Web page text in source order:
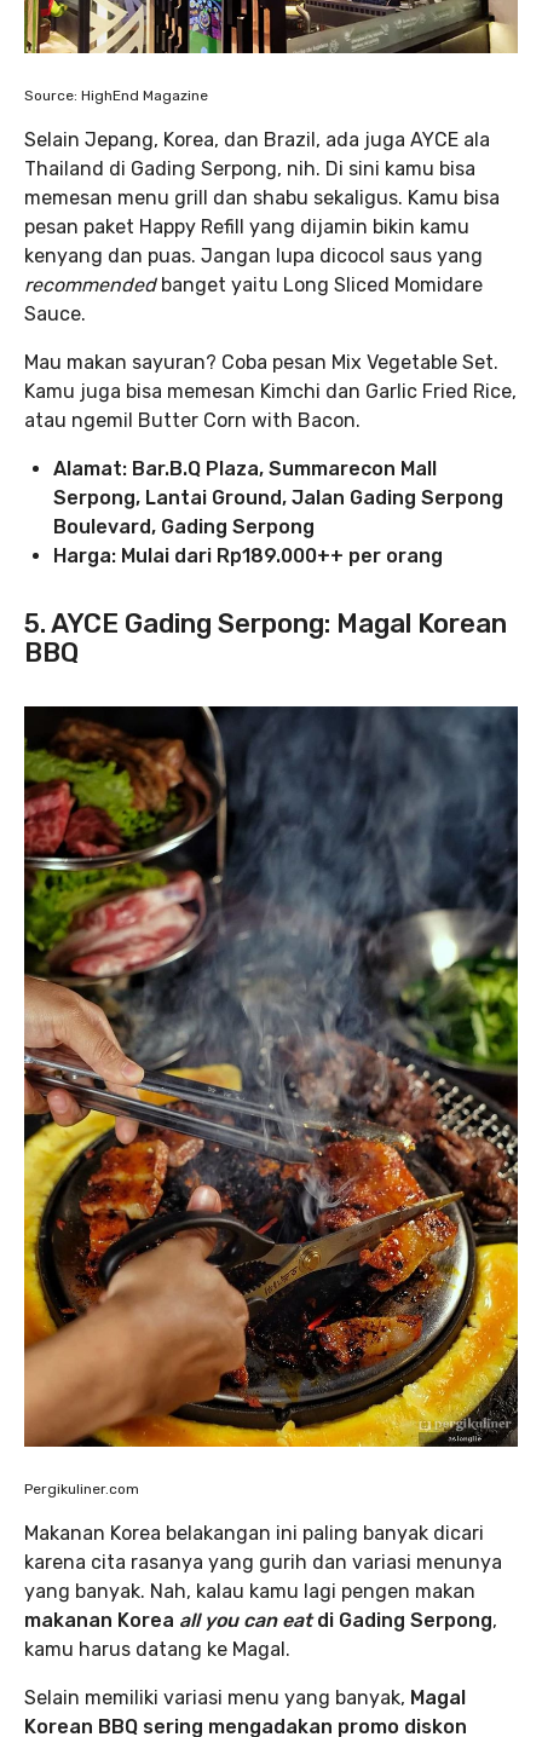
Source: HighEnd Magazine
Selain Jepang, Korea, dan Brazil, ada juga AYCE ala
Thailand di Gading Serpong, nih. Di sini kamu bisa
memesan menu grill dan shabu sekaligus. Kamu bisa
pesan paket Happy Refill yang dijamin bikin kamu
kenyang dan puas. Jangan lupa dicocol saus yang
recommended banget yaitu Long Sliced Momidare
Sauce.
Mau makan sayuran? Coba pesan Mix Vegetable Set.
Kamu juga bisa memesan Kimchi dan Garlic Fried Rice,
atau ngemil Butter Corn with Bacon.
Alamat: Bar.B.Q Plaza, Summarecon Mall
Serpong, Lantai Ground, Jalan Gading Serpong
Boulevard, Gading Serpong
Harga: Mulai dari Rp189.000++ per orang
5. AYCE Gading Serpong: Magal Korean
BBQ
Pergikuliner.com
Makanan Korea belakangan ini paling banyak dicari
karena cita rasanya yang gurih dan variasi menunya
yang banyak. Nah, kalau kamu lagi pengen makan
makanan Korea all you can eatdi Gading Serpong,
kamu harus datang ke Magal.
Selain memiliki variasi menu yang banyak, Magal
Korean BBQ sering mengadakan promo diskon